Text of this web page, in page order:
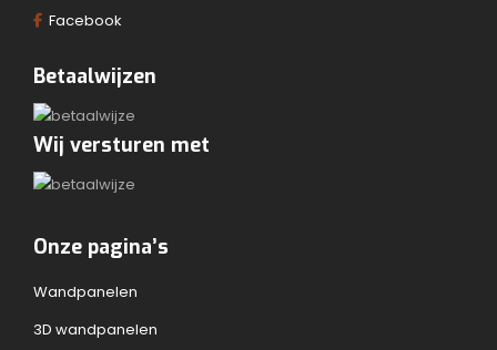
Facebook
Betaalwijzen
Wij versturen met
Onze pagina’s
Wandpanelen
3D wandpanelen